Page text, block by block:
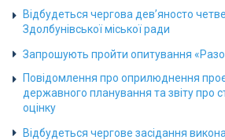
Відбудеться чергова дев’яносто
Здолбунівської міської ради
Запрошують пройти опитування
Повідомлення про оприлюднення
державного планування та звіту про
оцінку
Відбудеться чергове засідання